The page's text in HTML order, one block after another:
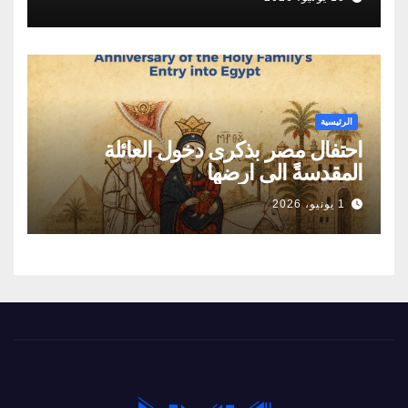
لامتلاك أول برنامج نووي سلمي لإنتاج
الطاقة
الرئيسية
احتفال مصر بذكرى دخول العائلة
المقدسةً الى ارضها
1 يونيو، 2026